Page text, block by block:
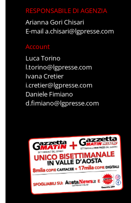
RESPONSABILE DI AGENZIA
Arianna Gori Chisari
E-maila.chisari@lgpresse.com
Account
Luca Torino
l.torino@lgpresse.com
Ivana Cretier
i.cretier@lgpresse.com
Daniele Fimiano
d.fimiano@lgpresse.com